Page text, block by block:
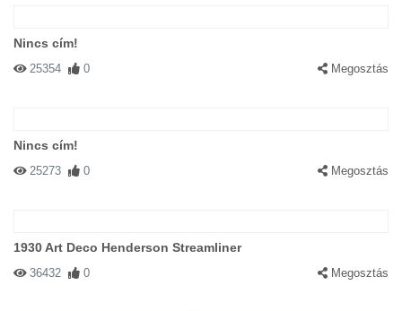
Nincs cím!
25354 0 Megosztás
Nincs cím!
25273 0 Megosztás
1930 Art Deco Henderson Streamliner
36432 0 Megosztás